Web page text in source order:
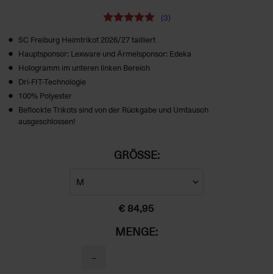
(3)
SC Freiburg Heimtrikot 2026/27 tailliert
Hauptsponsor: Lexware und Ärmelsponsor: Edeka
Hologramm im unteren linken Bereich
Dri-FIT-Technologie
100% Polyester
Beflockte Trikots sind von der Rückgabe und Umtausch
ausgeschlossen!
GRÖSSE:
€ 84,95
MENGE:
−